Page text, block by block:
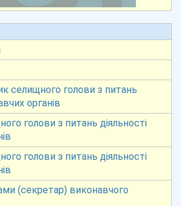
селищного голови з питань
органів
голови з питань діяльності
голови з питань діяльності
(секретар) виконавчого